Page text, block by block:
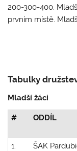
200-300-400.
prvním místě.
Tabulky
Mladší žáci
# ODDÍL
1.
ŠAK